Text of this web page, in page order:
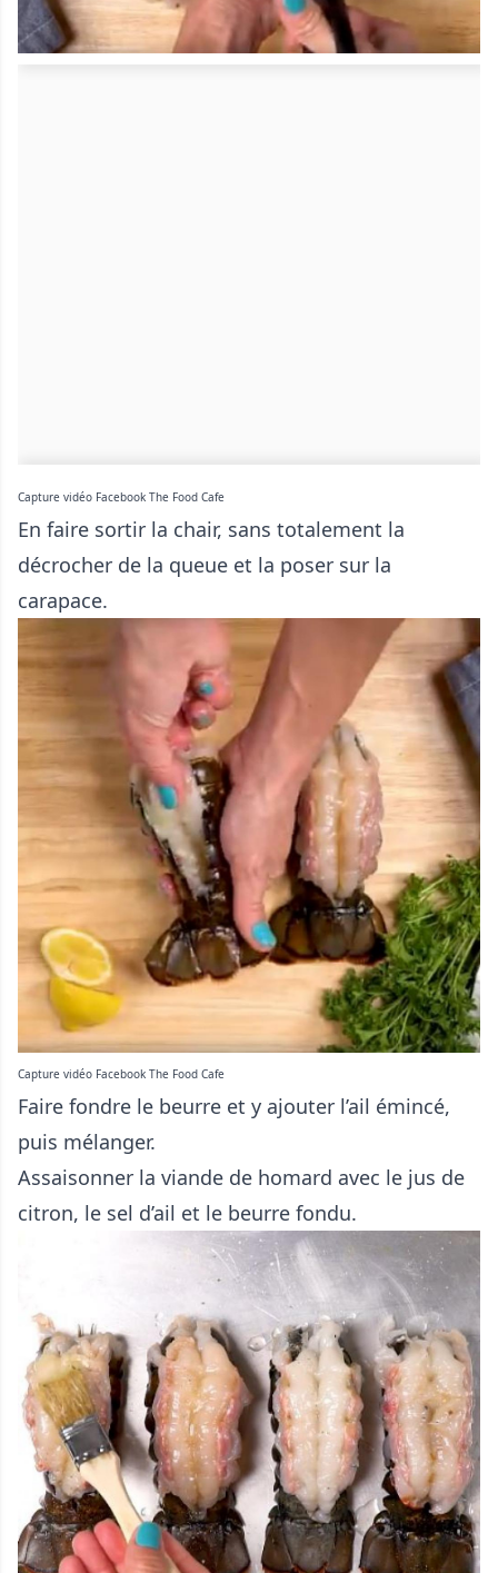
Capture vidéo Facebook The Food Cafe
En faire sortir la chair, sans totalement la
décrocher de la queue et la poser sur la
carapace.
Capture vidéo Facebook The Food Cafe
Faire fondre le beurre et y ajouter l’ail émincé,
puis mélanger.
Assaisonner la viande de homard avec le jus de
citron, le sel d’ail et le beurre fondu.